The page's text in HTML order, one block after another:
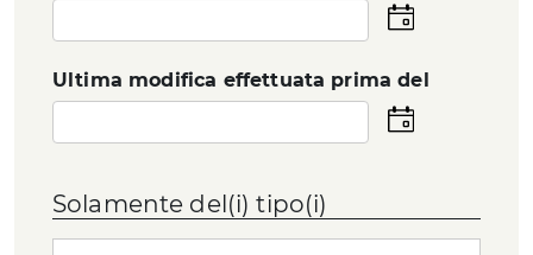
Seleziona
la
Ultima modifica effettuata prima del
Seleziona
la
Solamente del(i) tipo(i)